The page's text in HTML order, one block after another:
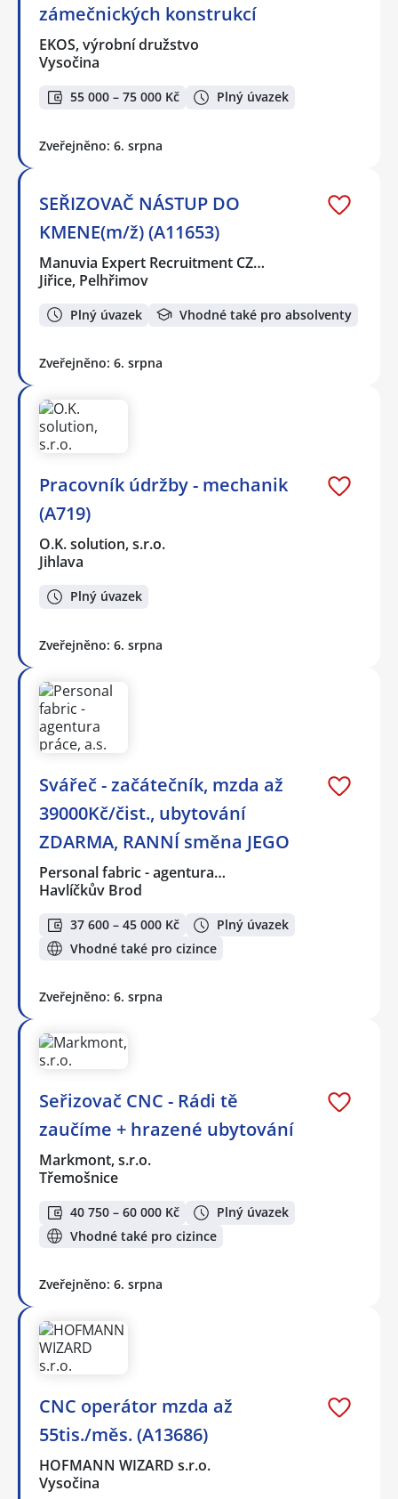
zámečnických konstrukcí
EKOS, výrobní družstvo
Vysočina
55 000 – 75 000 Kč Plný úvazek
Zveřejněno: 6. srpna
SEŘIZOVAČ NÁSTUP DO
KMENE(m/ž) (A11653)
Manuvia Expert Recruitment CZ…
Jiřice, Pelhřimov
Plný úvazek Vhodné také pro absolventy
Zveřejněno: 6. srpna
Pracovník údržby - mechanik
(A719)
O.K. solution, s.r.o.
Jihlava
Plný úvazek
Zveřejněno: 6. srpna
Svářeč - začátečník, mzda až
39000Kč/čist., ubytování
ZDARMA, RANNÍ směna JEGO
Personal fabric - agentura…
Havlíčkův Brod
37 600 – 45 000 Kč
Plný úvazek
Vhodné také pro cizince
Zveřejněno: 6. srpna
Seřizovač CNC - Rádi tě
zaučíme + hrazené ubytování
Markmont, s.r.o.
Třemošnice
40 750 – 60 000 Kč
Plný úvazek
Vhodné také pro cizince
Zveřejněno: 6. srpna
CNC operátor mzda až
55tis./měs. (A13686)
HOFMANN WIZARD s.r.o.
Vysočina